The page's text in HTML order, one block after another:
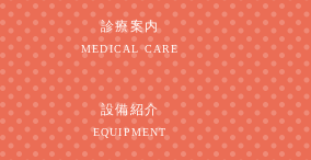
診療案内
MEDICAL CARE
設備紹介
EQUIPMENT